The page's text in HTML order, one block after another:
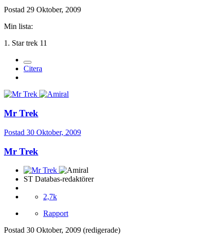
Postad 29 Oktober, 2009
Min lista:
1. Star trek 11
Citera
Mr Trek
Postad 30 Oktober, 2009
Mr Trek
ST Databas-redaktörer
2,7k
Rapport
Postad 30 Oktober, 2009 (redigerade)